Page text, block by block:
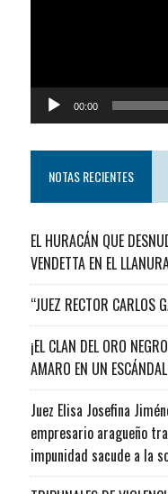
00:00
NOTAS RECIENTES
EL HURACÁN QUE
VENDETTA EN EL
“JUEZ RECTOR CARLOS
¡EL CLAN DEL ORO
AMARO EN UN
Juez Elisa Josefina
empresario aragueño
impunidad sacude a la